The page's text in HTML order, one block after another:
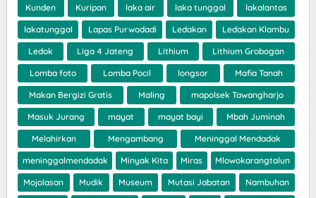
Kunden Kuripan laka air laka tunggal lakalantas
lakatunggal Lapas Purwodadi Ledakan Ledakan Klambu
Ledok Liga 4 Jateng Lithium Lithium Grobogan
Lomba foto Lomba Pocil longsor Mafia Tanah
Makan Bergizi Gratis Maling mapolsek Tawangharjo
Masuk Jurang mayat mayat bayi Mbah Juminah
Melahirkan Mengambang Meninggal Mendadak
meninggalmendadak Minyak Kita Miras Mlowokarangtalun
Mojolasan Mudik Museum Mutasi Jabatan Nambuhan